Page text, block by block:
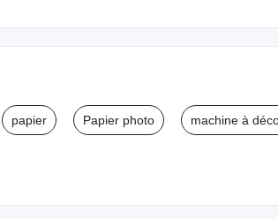
papier Papier photo machine à